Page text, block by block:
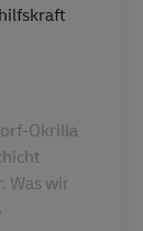
Okrilla
Was wir